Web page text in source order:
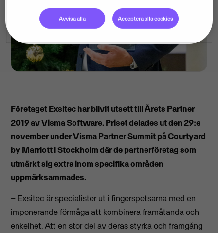
Företaget Exsitec har blivit utsett till Årets Partner
2019 av Visma Software. Priset delades ut den 29:e
november under Visma Partner Summit på Courtyard
by Marriott i Stockholm där de partnerföretag som
utmärkt sig extra inom specifika områden
uppmärksammades.
– Exsitec är specialister ut i fingerspetsarna med en
imponerande förmåga att kombinera framåtanda och
enkelhet. Att en stor del av deras styrka och framgång
Avvisa alla Acceptera alla cookies